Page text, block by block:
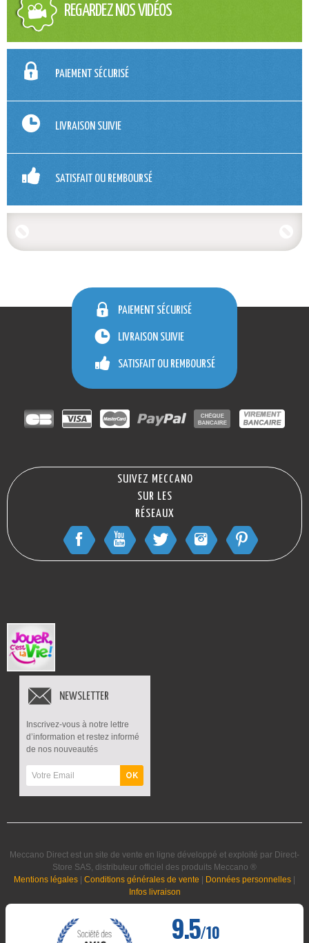
REGARDEZ NOS VIDÉOS
PAIEMENT SÉCURISÉ
LIVRAISON SUIVIE
SATISFAIT OU REMBOURSÉ
PAIEMENT SÉCURISÉ
LIVRAISON SUIVIE
SATISFAIT OU REMBOURSÉ
SUIVEZ MECCANO
SUR LES
RÉSEAUX
NEWSLETTER
Inscrivez-vous à notre lettre
d’information et restez informé
de nos nouveautés
OK
Meccano Direct est un site de vente en ligne développé et exploité par Direct-
Store SAS, distributeur officiel des produits Meccano ®
Mentions légales
Conditions générales de vente Données personnelles
Infos livraison